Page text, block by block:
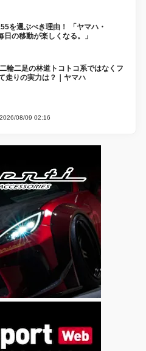
を選ぶべき理由！ 「ヤマハ・
日の移動が楽しくなる。」
輪二足の林道トコトコ系ではなくフ
走りの実力は？｜ヤマハ
08/09 02:16